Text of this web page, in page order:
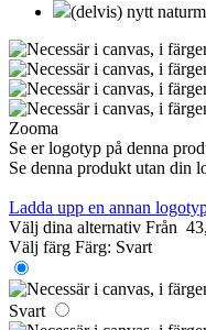
(delvis) nytt
Zooma
Se er logotyp på denna
Se denna produkt utan din
Ladda upp en annan
Välj dina alternativ Från
Välj färg Färg: Svart
Svart